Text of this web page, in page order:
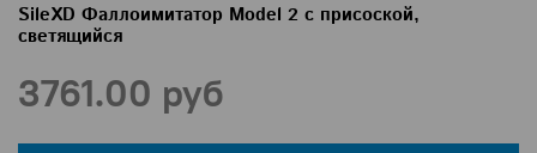
SileXD Фаллоимитатор Model 2 с присоской,
светящийся
3761.00 руб